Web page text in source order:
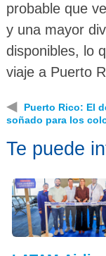
probable que
y una mayor
disponibles, lo
viaje a Puerto
◀
Puerto Rico: El
soñado para los
Te puede